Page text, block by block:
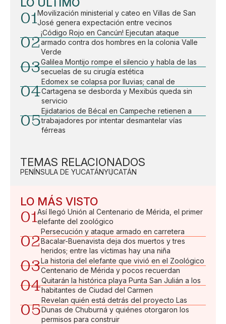
01Movilización ministerial y cateo en Villas de San
José genera expectación entre vecinos
02
¡Código Rojo en Cancún! Ejecutan ataque
armado contra dos hombres en la colonia Valle
Verde
03Galilea Montijo rompe el silencio y habla de las
secuelas de su cirugía estética
04
Edomex se colapsa por lluvias; canal de
Cartagena se desborda y Mexibús queda sin
servicio
05
Ejidatarios de Bécal en Campeche retienen a
trabajadores por intentar desmantelar vías
férreas
TEMAS RELACIONADOS
PENÍNSULA DE YUCATÁNYUCATÁN
LO MÁS VISTO
01Así llegó Unión al Centenario de Mérida, el primer
elefante del zoológico
02
Persecución y ataque armado en carretera
Bacalar-Buenavista deja dos muertos y tres
heridos; entre las víctimas hay una niña
03La historia del elefante que vivió en el Zoológico
Centenario de Mérida y pocos recuerdan
04Quitarán la histórica playa Punta San Julián a los
habitantes de Ciudad del Carmen
05
Revelan quién está detrás del proyecto Las
Dunas de Chuburná y quiénes otorgaron los
permisos para construir